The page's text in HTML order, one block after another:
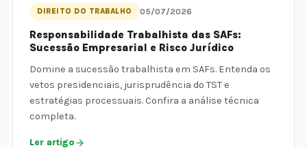
DIREITO DO TRABALHO 05/07/2026
Responsabilidade Trabalhista das SAFs:
Sucessão Empresarial e Risco Jurídico
Domine a sucessão trabalhista em SAFs. Entenda os
vetos presidenciais, jurisprudência do TST e
estratégias processuais. Confira a análise técnica
completa.
Ler artigo